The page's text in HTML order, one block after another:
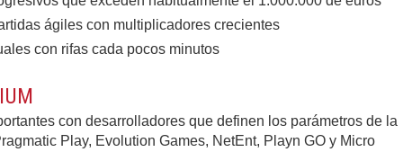
ágiles con multiplicadores crecientes
con rifas cada pocos minutos
con desarrolladores que definen los parámetros de la
Play, Evolution Games, NetEnt, Playn GO y Micro